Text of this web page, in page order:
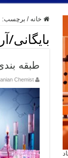
خانه / برچسب:
طبقه
Chemist
استاد